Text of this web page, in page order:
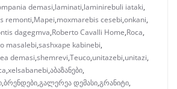
demasi,laminati,laminirebuli iataki,
remonti,Mapei,moxmarebis cesebi,onkani,
dagegmva,Roberto Cavalli Home,Roca,
masalebi,sashxape kabinebi,
demasi,shemrevi,Teuco,unitazebi,unitazi,
,xelsabanebi,აბაზანები,
,ბრენდები,გალერეა დემასი,გრანიტი,